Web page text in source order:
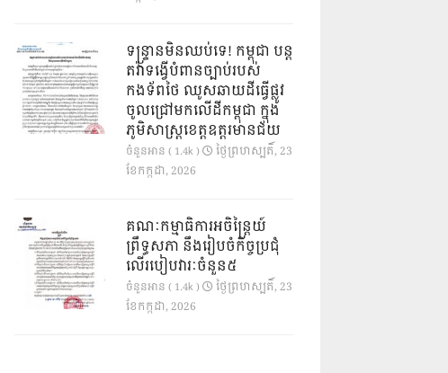
ទន្ទ្រានមិនឈប់ទេ! កម្ពុជា បន្ត
តវ៉ាទង្វើបំពានច្បាប់របស់
កងទ័ពថៃ ឈូសឆាយដីធ្វើផ្លូវ
ចូលជ្រៅមកលើដីកម្ពុជា ក្នុង
ភូមិសាស្ត្រខេត្តឧត្តរមានជ័យ
ចំនួនអាន ( 1.4k )
ថ្ងៃ​ព្រហស្បតិ៍, 23
ខែ​កក្កដា, 2026
គណៈកម្មាធិការអចិន្ត្រៃយ៍
ព្រឹទ្ធសភា នឹងរៀបចំកិច្ចប្រជុំ
លើរបៀបវារៈចំនួន៥
ចំនួនអាន ( 1.4k )
ថ្ងៃ​ព្រហស្បតិ៍, 23
ខែ​កក្កដា, 2026